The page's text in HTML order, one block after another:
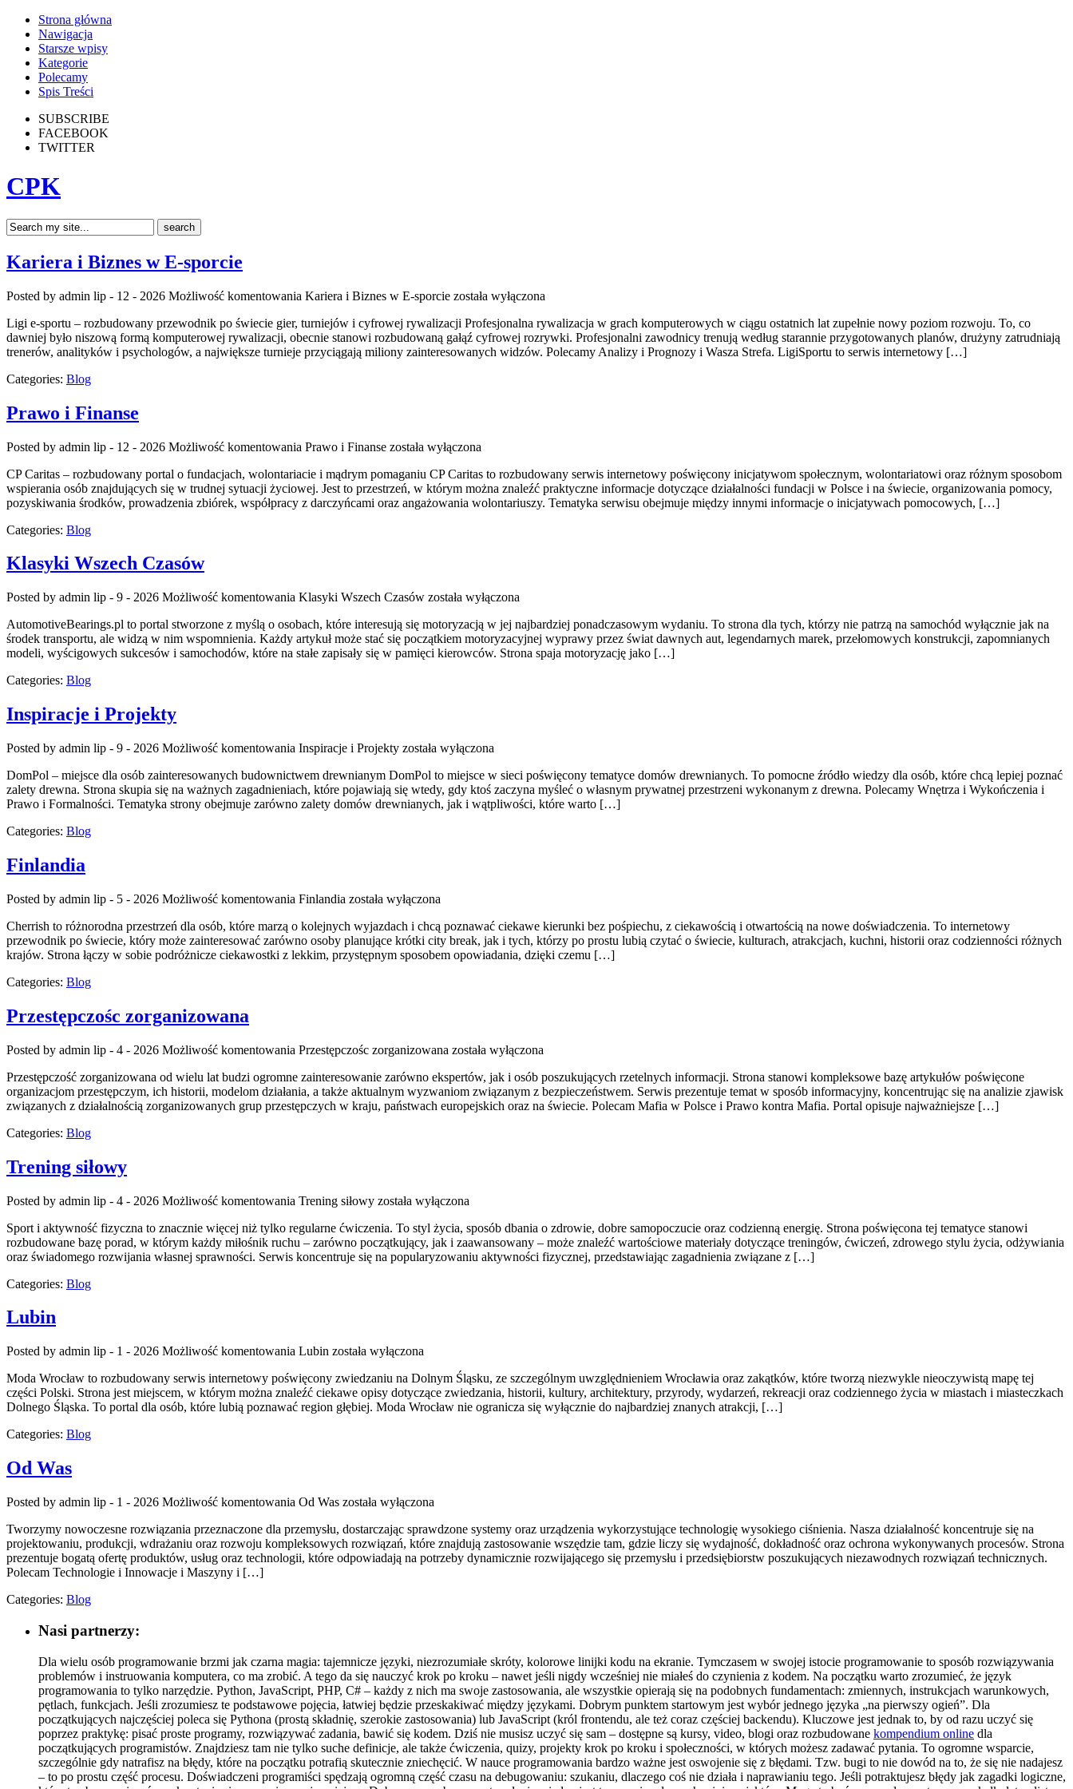
Strona główna
Nawigacja
Starsze wpisy
Kategorie
Polecamy
Spis Treści
SUBSCRIBE
FACEBOOK
TWITTER
CPK
Kariera i Biznes w E-sporcie
Posted by admin lip - 12 - 2026 Możliwość komentowania Kariera i Biznes w E-sporcie została wyłączona
Ligi e-sportu – rozbudowany przewodnik po świecie gier, turniejów i cyfrowej rywalizacji Profesjonalna rywalizacja w grach komputerowych w ciągu ostatnich lat zupełnie nowy poziom rozwoju. To, co
dawniej było niszową formą komputerowej rywalizacji, obecnie stanowi rozbudowaną gałąź cyfrowej rozrywki. Profesjonalni zawodnicy trenują według starannie przygotowanych planów, drużyny zatrudniają
trenerów, analityków i psychologów, a największe turnieje przyciągają miliony zainteresowanych widzów. Polecamy Analizy i Prognozy i Wasza Strefa. LigiSportu to serwis internetowy […]
Categories: Blog
Prawo i Finanse
Posted by admin lip - 12 - 2026 Możliwość komentowania Prawo i Finanse została wyłączona
CP Caritas – rozbudowany portal o fundacjach, wolontariacie i mądrym pomaganiu CP Caritas to rozbudowany serwis internetowy poświęcony inicjatywom społecznym, wolontariatowi oraz różnym sposobom
wspierania osób znajdujących się w trudnej sytuacji życiowej. Jest to przestrzeń, w którym można znaleźć praktyczne informacje dotyczące działalności fundacji w Polsce i na świecie, organizowania pomocy,
pozyskiwania środków, prowadzenia zbiórek, współpracy z darczyńcami oraz angażowania wolontariuszy. Tematyka serwisu obejmuje między innymi informacje o inicjatywach pomocowych, […]
Categories: Blog
Klasyki Wszech Czasów
Posted by admin lip - 9 - 2026 Możliwość komentowania Klasyki Wszech Czasów została wyłączona
AutomotiveBearings.pl to portal stworzone z myślą o osobach, które interesują się motoryzacją w jej najbardziej ponadczasowym wydaniu. To strona dla tych, którzy nie patrzą na samochód wyłącznie jak na
środek transportu, ale widzą w nim wspomnienia. Każdy artykuł może stać się początkiem motoryzacyjnej wyprawy przez świat dawnych aut, legendarnych marek, przełomowych konstrukcji, zapomnianych
modeli, wyścigowych sukcesów i samochodów, które na stałe zapisały się w pamięci kierowców. Strona spaja motoryzację jako […]
Categories: Blog
Inspiracje i Projekty
Posted by admin lip - 9 - 2026 Możliwość komentowania Inspiracje i Projekty została wyłączona
DomPol – miejsce dla osób zainteresowanych budownictwem drewnianym DomPol to miejsce w sieci poświęcony tematyce domów drewnianych. To pomocne źródło wiedzy dla osób, które chcą lepiej poznać
zalety drewna. Strona skupia się na ważnych zagadnieniach, które pojawiają się wtedy, gdy ktoś zaczyna myśleć o własnym prywatnej przestrzeni wykonanym z drewna. Polecamy Wnętrza i Wykończenia i
Prawo i Formalności. Tematyka strony obejmuje zarówno zalety domów drewnianych, jak i wątpliwości, które warto […]
Categories: Blog
Finlandia
Posted by admin lip - 5 - 2026 Możliwość komentowania Finlandia została wyłączona
Cherrish to różnorodna przestrzeń dla osób, które marzą o kolejnych wyjazdach i chcą poznawać ciekawe kierunki bez pośpiechu, z ciekawością i otwartością na nowe doświadczenia. To internetowy
przewodnik po świecie, który może zainteresować zarówno osoby planujące krótki city break, jak i tych, którzy po prostu lubią czytać o świecie, kulturach, atrakcjach, kuchni, historii oraz codzienności różnych
krajów. Strona łączy w sobie podróżnicze ciekawostki z lekkim, przystępnym sposobem opowiadania, dzięki czemu […]
Categories: Blog
Przestępczośc zorganizowana
Posted by admin lip - 4 - 2026 Możliwość komentowania Przestępczośc zorganizowana została wyłączona
Przestępczość zorganizowana od wielu lat budzi ogromne zainteresowanie zarówno ekspertów, jak i osób poszukujących rzetelnych informacji. Strona stanowi kompleksowe bazę artykułów poświęcone
organizacjom przestępczym, ich historii, modelom działania, a także aktualnym wyzwaniom związanym z bezpieczeństwem. Serwis prezentuje temat w sposób informacyjny, koncentrując się na analizie zjawisk
związanych z działalnością zorganizowanych grup przestępczych w kraju, państwach europejskich oraz na świecie. Polecam Mafia w Polsce i Prawo kontra Mafia. Portal opisuje najważniejsze […]
Categories: Blog
Trening siłowy
Posted by admin lip - 4 - 2026 Możliwość komentowania Trening siłowy została wyłączona
Sport i aktywność fizyczna to znacznie więcej niż tylko regularne ćwiczenia. To styl życia, sposób dbania o zdrowie, dobre samopoczucie oraz codzienną energię. Strona poświęcona tej tematyce stanowi
rozbudowane bazę porad, w którym każdy miłośnik ruchu – zarówno początkujący, jak i zaawansowany – może znaleźć wartościowe materiały dotyczące treningów, ćwiczeń, zdrowego stylu życia, odżywiania
oraz świadomego rozwijania własnej sprawności. Serwis koncentruje się na popularyzowaniu aktywności fizycznej, przedstawiając zagadnienia związane z […]
Categories: Blog
Lubin
Posted by admin lip - 1 - 2026 Możliwość komentowania Lubin została wyłączona
Moda Wrocław to rozbudowany serwis internetowy poświęcony zwiedzaniu na Dolnym Śląsku, ze szczególnym uwzględnieniem Wrocławia oraz zakątków, które tworzą niezwykle nieoczywistą mapę tej
części Polski. Strona jest miejscem, w którym można znaleźć ciekawe opisy dotyczące zwiedzania, historii, kultury, architektury, przyrody, wydarzeń, rekreacji oraz codziennego życia w miastach i miasteczkach
Dolnego Śląska. To portal dla osób, które lubią poznawać region głębiej. Moda Wrocław nie ogranicza się wyłącznie do najbardziej znanych atrakcji, […]
Categories: Blog
Od Was
Posted by admin lip - 1 - 2026 Możliwość komentowania Od Was została wyłączona
Tworzymy nowoczesne rozwiązania przeznaczone dla przemysłu, dostarczając sprawdzone systemy oraz urządzenia wykorzystujące technologię wysokiego ciśnienia. Nasza działalność koncentruje się na
projektowaniu, produkcji, wdrażaniu oraz rozwoju kompleksowych rozwiązań, które znajdują zastosowanie wszędzie tam, gdzie liczy się wydajność, dokładność oraz ochrona wykonywanych procesów. Strona
prezentuje bogatą ofertę produktów, usług oraz technologii, które odpowiadają na potrzeby dynamicznie rozwijającego się przemysłu i przedsiębiorstw poszukujących niezawodnych rozwiązań technicznych.
Polecam Technologie i Innowacje i Maszyny i […]
Categories: Blog
Nasi partnerzy:
Dla wielu osób programowanie brzmi jak czarna magia: tajemnicze języki, niezrozumiałe skróty, kolorowe linijki kodu na ekranie. Tymczasem w swojej istocie programowanie to sposób rozwiązywania
problemów i instruowania komputera, co ma zrobić. A tego da się nauczyć krok po kroku – nawet jeśli nigdy wcześniej nie miałeś do czynienia z kodem. Na początku warto zrozumieć, że język
programowania to tylko narzędzie. Python, JavaScript, PHP, C# – każdy z nich ma swoje zastosowania, ale wszystkie opierają się na podobnych fundamentach: zmiennych, instrukcjach warunkowych,
pętlach, funkcjach. Jeśli zrozumiesz te podstawowe pojęcia, łatwiej będzie przeskakiwać między językami. Dobrym punktem startowym jest wybór jednego języka „na pierwszy ogień”. Dla
początkujących najczęściej poleca się Pythona (prostą składnię, szerokie zastosowania) lub JavaScript (król frontendu, ale też coraz częściej backendu). Kluczowe jest jednak to, by od razu uczyć się
poprzez praktykę: pisać proste programy, rozwiązywać zadania, bawić się kodem. Dziś nie musisz uczyć się sam – dostępne są kursy, video, blogi oraz rozbudowane kompendium online dla
początkujących programistów. Znajdziesz tam nie tylko suche definicje, ale także ćwiczenia, quizy, projekty krok po kroku i społeczności, w których możesz zadawać pytania. To ogromne wsparcie,
szczególnie gdy natrafisz na błędy, które na początku potrafią skutecznie zniechęcić. W nauce programowania bardzo ważne jest oswojenie się z błędami. Tzw. bugi to nie dowód na to, że się nie nadajesz
– to po prostu część procesu. Doświadczeni programiści spędzają ogromną część czasu na debugowaniu: szukaniu, dlaczego coś nie działa i naprawianiu tego. Jeśli potraktujesz błędy jak zagadki logiczne,